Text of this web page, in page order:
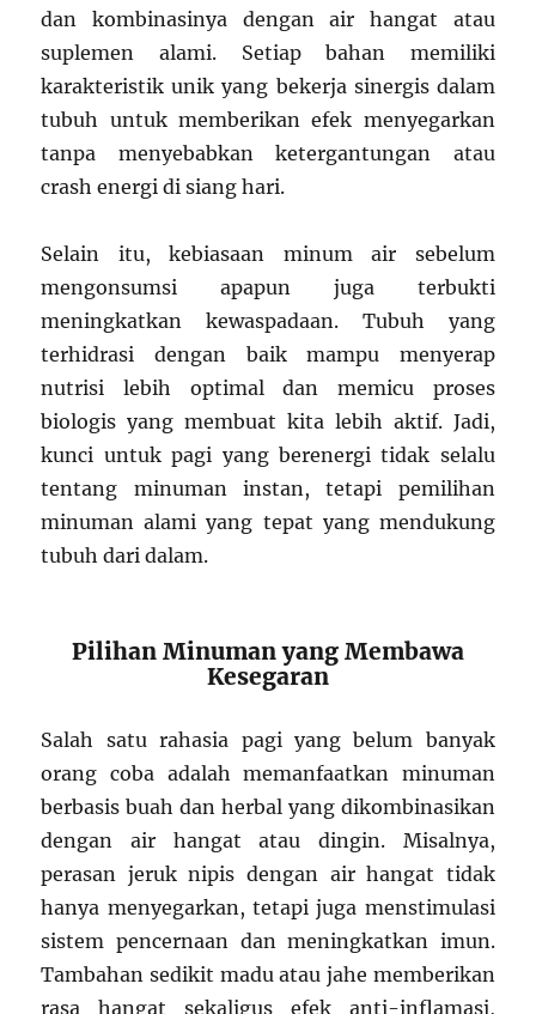
dan kombinasinya dengan air hangat atau
suplemen alami. Setiap bahan memiliki
karakteristik unik yang bekerja sinergis dalam
tubuh untuk memberikan efek menyegarkan
tanpa menyebabkan ketergantungan atau
crash energi di siang hari.
Selain itu, kebiasaan minum air sebelum
mengonsumsi apapun juga terbukti
meningkatkan kewaspadaan. Tubuh yang
terhidrasi dengan baik mampu menyerap
nutrisi lebih optimal dan memicu proses
biologis yang membuat kita lebih aktif. Jadi,
kunci untuk pagi yang berenergi tidak selalu
tentang minuman instan, tetapi pemilihan
minuman alami yang tepat yang mendukung
tubuh dari dalam.
Pilihan Minuman yang Membawa
Kesegaran
Salah satu rahasia pagi yang belum banyak
orang coba adalah memanfaatkan minuman
berbasis buah dan herbal yang dikombinasikan
dengan air hangat atau dingin. Misalnya,
perasan jeruk nipis dengan air hangat tidak
hanya menyegarkan, tetapi juga menstimulasi
sistem pencernaan dan meningkatkan imun.
Tambahan sedikit madu atau jahe memberikan
rasa hangat sekaligus efek anti-inflamasi,